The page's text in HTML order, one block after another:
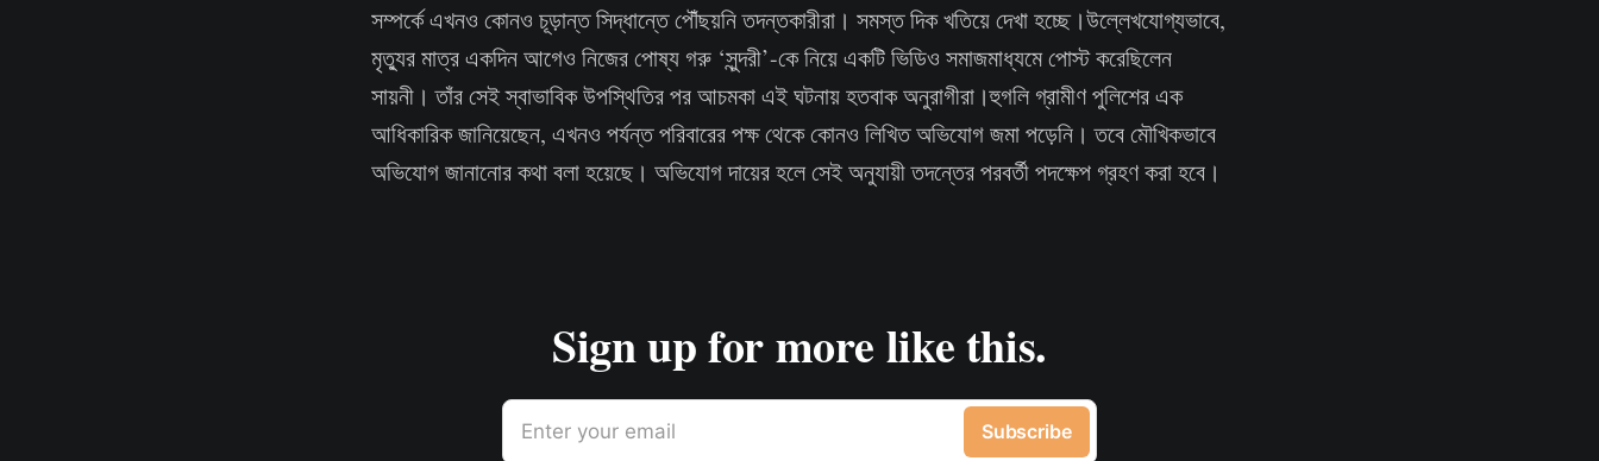
সম্পর্কে এখনও কোনও চূড়ান্ত সিদ্ধান্তে পৌঁছয়নি তদন্তকারীরা। সমস্ত দিক খতিয়ে দেখা হচ্ছে।উল্লেখযোগ্যভাবে,
মৃত্যুর মাত্র একদিন আগেও নিজের পোষ্য গরু ‘সুন্দরী’-কে নিয়ে একটি ভিডিও সমাজমাধ্যমে পোস্ট করেছিলেন
সায়নী। তাঁর সেই স্বাভাবিক উপস্থিতির পর আচমকা এই ঘটনায় হতবাক অনুরাগীরা।হুগলি গ্রামীণ পুলিশের এক
আধিকারিক জানিয়েছেন, এখনও পর্যন্ত পরিবারের পক্ষ থেকে কোনও লিখিত অভিযোগ জমা পড়েনি। তবে মৌখিকভাবে
অভিযোগ জানানোর কথা বলা হয়েছে। অভিযোগ দায়ের হলে সেই অনুযায়ী তদন্তের পরবর্তী পদক্ষেপ গ্রহণ করা হবে।
Sign up for more like this.
Enter your email Subscribe